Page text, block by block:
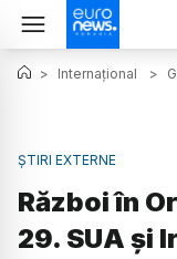
> Internațional >
ȘTIRI EXTERNE
Război în
29. SUA și